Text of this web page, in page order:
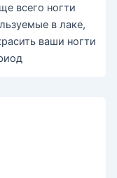
всего ногти
в лаке,
ваши ногти